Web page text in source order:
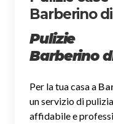
Barberino
Pulizie
Barberino
Per la tua casa a
un servizio di
affidabile e